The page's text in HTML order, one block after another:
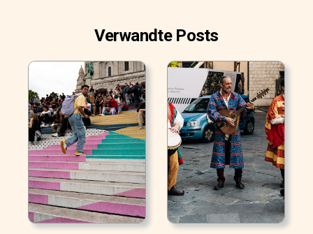
Verwandte Posts